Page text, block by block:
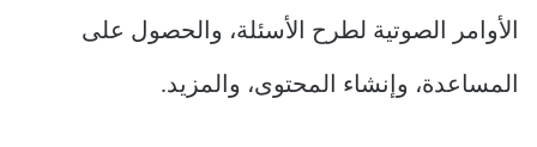
الأوامر الصوتية لطرح الأسئلة، والحصول على
المساعدة، وإنشاء المحتوى، والمزيد.